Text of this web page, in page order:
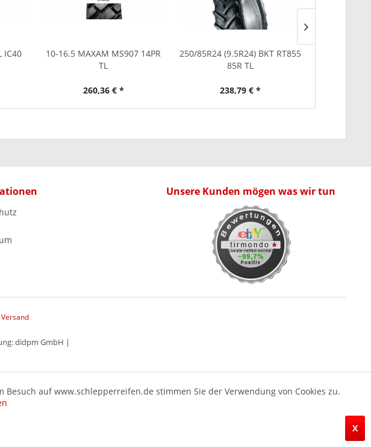
IC40
10-16.5 MAXAM MS907 14PR
TL
260,36 € *
250/85R24 (9.5R24) BKT RT855
85R TL
238,79 € *
Unsere Kunden mögen was wir tun
Versand
didpm GmbH |
auf www.schlepperreifen.de stimmen Sie der Verwendung von Cookies zu.
X